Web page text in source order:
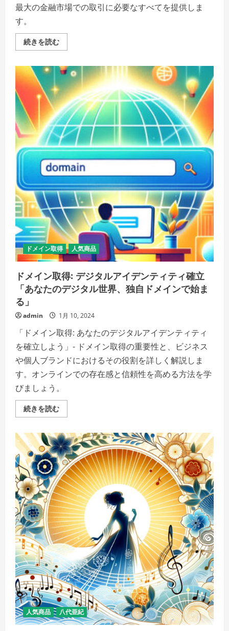
最大の金融市場での取引に必要なすべてを提供しま
す。
続きを読むFX
取
あ
な
た
の
手
で
世
界
の
通
貨
を
動
か
し、
未
来
へ
の
道
を
切
り
拓
く
の
詳
細
を
ご
覧
く
い
ドメイン取得 人気商品
ドメイン取得: デジタルアイデンティティ確立
「あなたのデジタル世界、独自ドメインで始ま
る」
admin 1月 10, 2024
「ドメイン取得: あなたのデジタルアイデンティティ
を確立しよう」- ドメイン取得の重要性と、ビジネス
や個人ブランドにおけるその役割を詳しく解説しま
す。オンラインでの存在感と信頼性を高める方法を学
びましょう。
続きを読むド
メ
取
得:
デ
ジ
タ
ル
ア
イ
デ
ン
テ
ィ
テ
ィ
確
立
「あ
た
の
デ
ジ
タ
ル
世
界、
独
人気商品 八代亜紀